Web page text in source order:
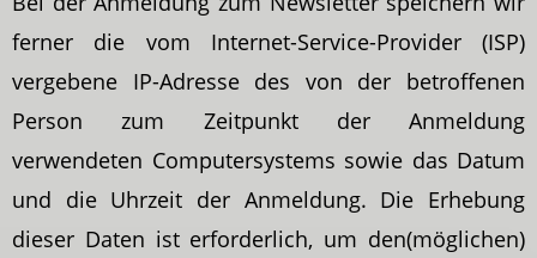
ferner die vom Internet-Service-Provider (ISP)
vergebene IP-Adresse des von der betroffenen
Person zum Zeitpunkt der Anmeldung
verwendeten Computersystems sowie das Datum
und die Uhrzeit der Anmeldung. Die Erhebung
dieser Daten ist erforderlich, um den(möglichen)